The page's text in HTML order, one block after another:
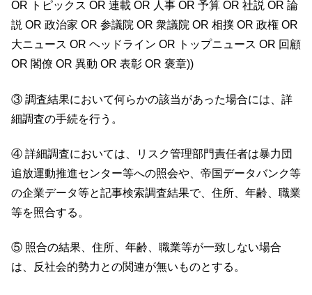
OR トピックス OR 連載 OR 人事 OR 予算 OR 社説 OR 論
説 OR 政治家 OR 参議院 OR 衆議院 OR 相撲 OR 政権 OR
大ニュース OR ヘッドライン OR トップニュース OR 回顧
OR 閣僚 OR 異動 OR 表彰 OR 褒章))
③ 調査結果において何らかの該当があった場合には、詳
細調査の手続を行う。
④ 詳細調査においては、リスク管理部門責任者は暴力団
追放運動推進センター等への照会や、帝国データバンク等
の企業データ等と記事検索調査結果で、住所、年齢、職業
等を照合する。
⑤ 照合の結果、住所、年齢、職業等が一致しない場合
は、反社会的勢力との関連が無いものとする。